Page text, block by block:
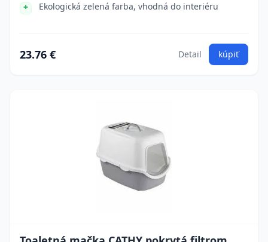
Ekologická zelená farba, vhodná do interiéru
23.76 € Detail kúpiť